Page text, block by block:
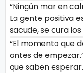
“Ningún mar en
La gente positiva
sacude, se cura
“El momento que
antes de
que saben